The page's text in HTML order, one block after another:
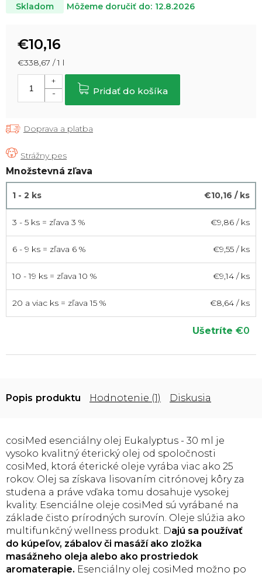
Skladom Môžeme doručiť do: 12.8.2026
Množstevná zľava
1 - 2 ks €10,16 / ks
3 - 5 ks = zľava 3 % €9,86 / ks
6 - 9 ks = zľava 6 % €9,55 / ks
10 - 19 ks = zľava 10 % €9,14 / ks
20 a viac ks = zľava 15 % €8,64 / ks
Ušetríte €0
€10,16
Jednotková
cena:
€338,67 / 1 l
Pridať do košíka
Doprava a platba
Popis Hodnotenie (1) Diskusia
cosiMed esenciálny olej Eukalyptus - 30 ml je
vysoko kvalitný éterický olej od spoločnosti
cosiMed, ktorá éterické oleje vyrába viac ako 25
rokov. Olej sa získava lisovaním citrónovej kôry za
studena a práve vďaka tomu dosahuje vysokej
kvality. Esenciálne oleje cosiMed sú vyrábané na
základe čisto prírodných surovín. Oleje slúžia ako
multifunkčný wellness produkt. Dajú sa používať
do kúpeľov, zábalov či masáží ako zložka
masážneho oleja alebo ako prostriedok
aromaterapie. Esenciálny olej cosiMed možno po